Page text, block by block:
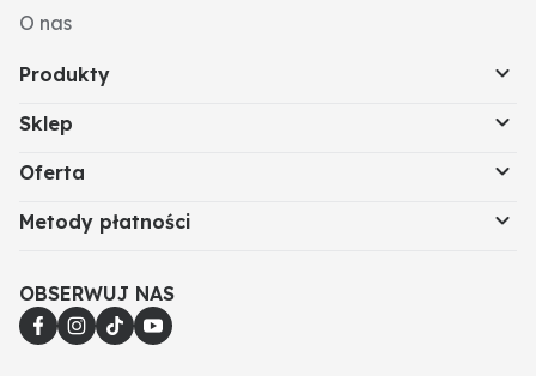
O nas
Produkty
Sklep
Oferta
Metody płatności
OBSERWUJ NAS